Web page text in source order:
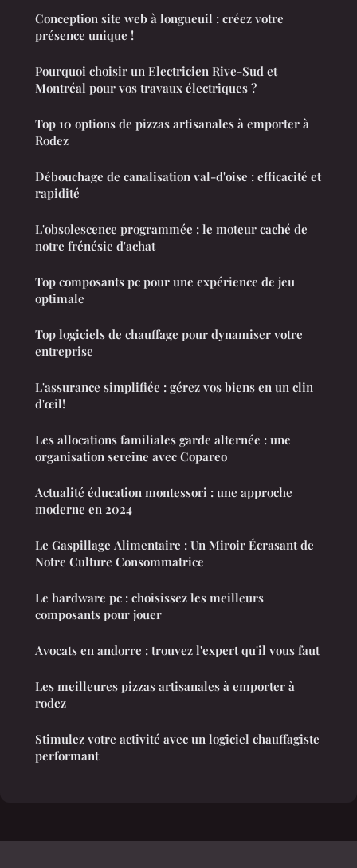
Conception site web à longueuil : créez votre
présence unique !
Pourquoi choisir un Electricien Rive-Sud et
Montréal pour vos travaux électriques ?
Top 10 options de pizzas artisanales à emporter à
Rodez
Débouchage de canalisation val-d'oise : efficacité et
rapidité
L'obsolescence programmée : le moteur caché de
notre frénésie d'achat
Top composants pc pour une expérience de jeu
optimale
Top logiciels de chauffage pour dynamiser votre
entreprise
L'assurance simplifiée : gérez vos biens en un clin
d'œil!
Les allocations familiales garde alternée : une
organisation sereine avec Copareo
Actualité éducation montessori : une approche
moderne en 2024
Le Gaspillage Alimentaire : Un Miroir Écrasant de
Notre Culture Consommatrice
Le hardware pc : choisissez les meilleurs
composants pour jouer
Avocats en andorre : trouvez l'expert qu'il vous faut
Les meilleures pizzas artisanales à emporter à
rodez
Stimulez votre activité avec un logiciel chauffagiste
performant